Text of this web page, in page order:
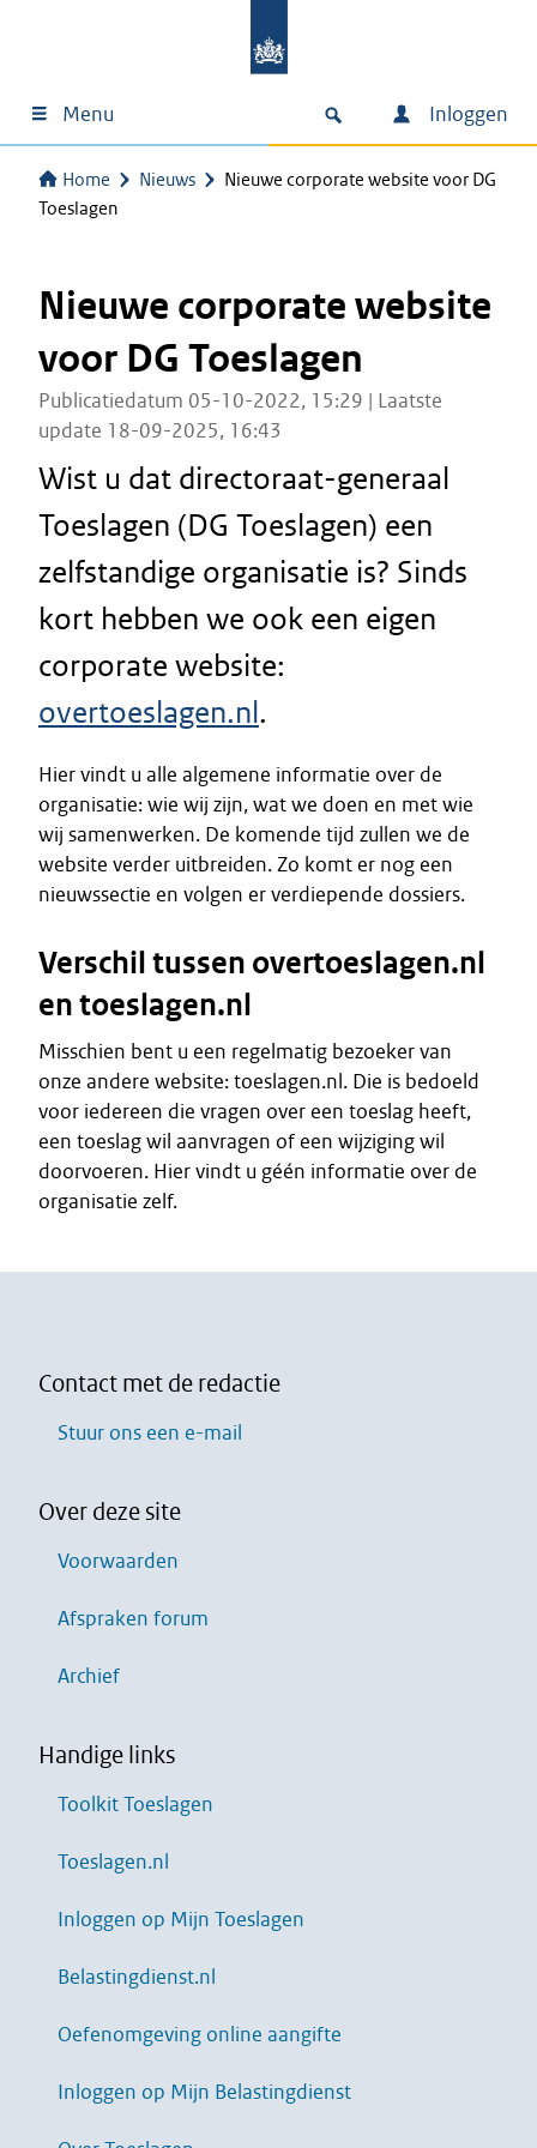
Menu Inloggen
Home Nieuws
Nieuwe corporate website voor DG
Toeslagen
Nieuwe corporate website
voor DG Toeslagen
Publicatiedatum 05-10-2022, 15:29 | Laatste
update 18-09-2025, 16:43
Wist u dat directoraat-generaal
Toeslagen (DG Toeslagen) een
zelfstandige organisatie is? Sinds
kort hebben we ook een eigen
corporate website:
overtoeslagen.nl.
Hier vindt u alle algemene informatie over de
organisatie: wie wij zijn, wat we doen en met wie
wij samenwerken. De komende tijd zullen we de
website verder uitbreiden. Zo komt er nog een
nieuwssectie en volgen er verdiepende dossiers.
Verschil tussen overtoeslagen.nl
en toeslagen.nl
Misschien bent u een regelmatig bezoeker van
onze andere website: toeslagen.nl. Die is bedoeld
voor iedereen die vragen over een toeslag heeft,
een toeslag wil aanvragen of een wijziging wil
doorvoeren. Hier vindt u géén informatie over de
organisatie zelf.
Contact met de redactie
Stuur ons een e-mail
Over deze site
Voorwaarden
Afspraken forum
Archief
Handige links
Toolkit Toeslagen
Toeslagen.nl
Inloggen op Mijn Toeslagen
Belastingdienst.nl
Oefenomgeving online aangifte
Inloggen op Mijn Belastingdienst